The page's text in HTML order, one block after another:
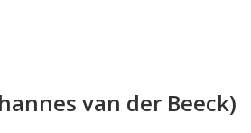
van der Beeck)